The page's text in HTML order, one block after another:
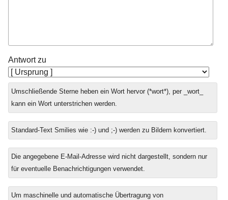
Antwort zu
Umschließende Sterne heben ein Wort hervor (*wort*), per _wort_
kann ein Wort unterstrichen werden.
Standard-Text Smilies wie :-) und ;-) werden zu Bildern konvertiert.
Die angegebene E-Mail-Adresse wird nicht dargestellt, sondern nur
für eventuelle Benachrichtigungen verwendet.
Um maschinelle und automatische Übertragung von